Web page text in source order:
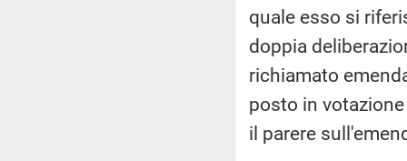
quale esso si
doppia
richiamato
posto in
il parere